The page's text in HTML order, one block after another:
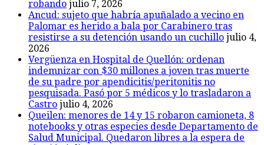
robando julio 7, 2026
Ancud: sujeto que habría apuñalado a vecino en
Palomar es herido a bala por Carabinero tras
resistirse a su detención usando un cuchillo julio 4,
2026
Vergüenza en Hospital de Quellón: ordenan
indemnizar con $30 millones a joven tras muerte
de su padre por apendicitis/peritonitis no
pesquisada. Pasó por 5 médicos y lo trasladaron a
Castro julio 4, 2026
Queilen: menores de 14 y 15 robaron camioneta, 8
notebooks y otras especies desde Departamento de
Salud Municipal. Quedaron libres a la espera de